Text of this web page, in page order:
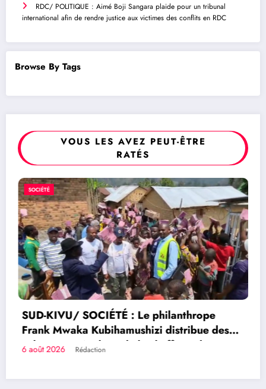
RDC/ POLITIQUE : Aimé Boji Sangara plaide pour un tribunal
international afin de rendre justice aux victimes des conflits en RDC
Browse By Tags
VOUS LES AVEZ PEUT-ÊTRE
RATÉS
des
de
POLITIQUE
rendre justice aux victimes
5 août 2026 Rédaction